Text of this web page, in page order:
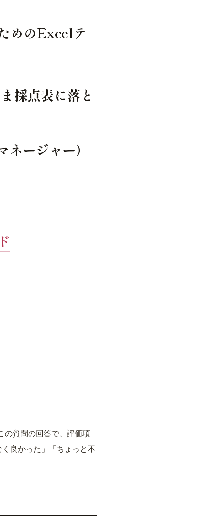
めのExcelテ
採点表に落と
ージャー）
の質問の回答で、評価項
良かった」「ちょっと不